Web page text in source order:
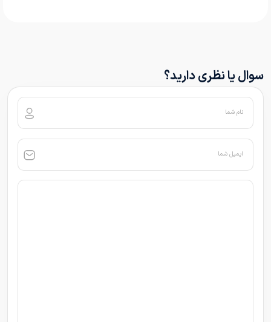
سوال یا نظری دارید؟
نام شما
ایمیل شما